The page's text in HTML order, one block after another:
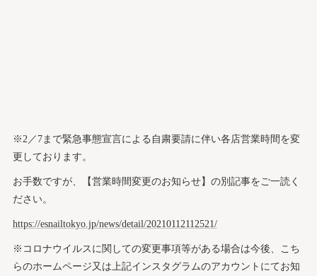
※2／7まで緊急事態宣言による自粛要請に伴い各店営業時間を変
更しております。
お手数ですが、【営業時間変更のお知らせ】の別記事をご一読く
ださい。
https://esnailtokyo.jp/news/detail/20210112112521/
※コロナウイルスに関しての変更事項等がある場合は今後、こち
らのホームページ又は上記インスタグラムのアカウントにてお知